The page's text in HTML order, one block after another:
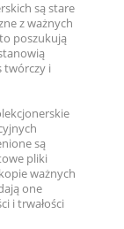
są stare
z ważnych
poszukują
twórczy i
są
pliki
ważnych
one
i trwałości